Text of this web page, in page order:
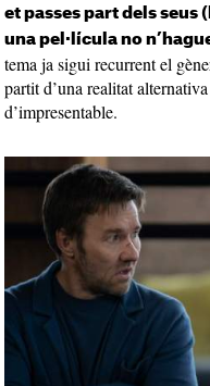
et passes part dels
una pel·lícula no
tema ja sigui recurrent el
partit d’una realitat
d’impresentable.